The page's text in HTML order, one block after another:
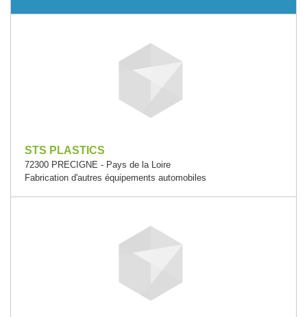
STS PLASTICS
72300 PRECIGNE - Pays de la Loire
Fabrication d'autres équipements automobiles